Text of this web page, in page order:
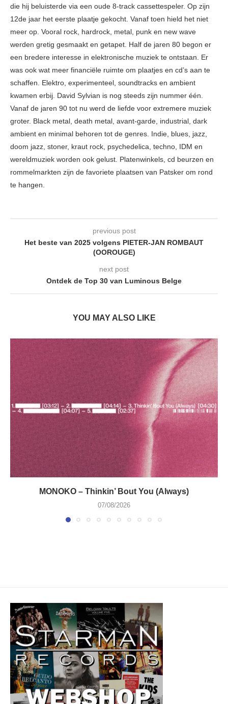
die hij beluisterde via een oude 8-track cassettespeler. Op zijn
12de jaar het eerste plaatje gekocht. Vanaf toen hield het niet
meer op. Vooral rock, hardrock, metal, punk en new wave
werden gretig gesmaakt en getapet. Half de jaren 80 begon er
een bredere interesse in elektronische muziek te ontstaan. Er
was ook wat meer financiële ruimte om plaatjes en cd’s aan te
schaffen. Elektro, experimenteel, soundtracks en ambient
kwamen erbij. David Sylvian is nog steeds zijn nummer één.
Vanaf de jaren 90 tot nu werd de liefde voor extremere muziek
groter. Black metal, death metal, avant-garde, industrial, dark
ambient en minimal behoren tot de genres. Indie, blues, jazz,
doom jazz, stoner, kraut rock, psychedelica, techno, IDM en
wereldmuziek worden ook gelust. Platenwinkels, cd beurzen en
rommelmarkten zijn de favoriete plaatsen van Patsker om rond
te hangen.
previous post
Het beste van 2025 volgens PIETER-JAN ROMBAUT
(OOROUGE)
next post
Ontdek de Top 30 van Luminous Belge
YOU MAY ALSO LIKE
MONOKO – Thinkin’ Bout You (Always)
07/08/2026